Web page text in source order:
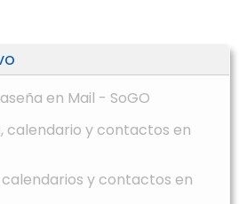
en Mail - SoGO
calendario y contactos en
y contactos en